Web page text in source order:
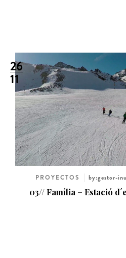
26
11
PROYECTOS by:gestor-
03// Família – Estació